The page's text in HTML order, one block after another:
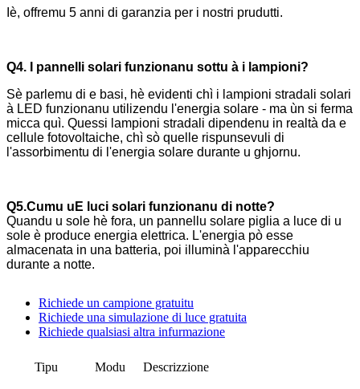
Iè, offremu 5 anni di garanzia per i nostri prudutti.
Q4. I pannelli solari funzionanu sottu à i lampioni?
Sè parlemu di e basi, hè evidenti chì i lampioni stradali solari
à LED funzionanu utilizendu l'energia solare - ma ùn si ferma
micca quì. Quessi lampioni stradali dipendenu in realtà da e
cellule fotovoltaiche, chì sò quelle rispunsevuli di
l'assorbimentu di l'energia solare durante u ghjornu.
Q5.Cumu u E luci solari funzionanu di notte?
Quandu u sole hè fora, un pannellu solare piglia a luce di u
sole è produce energia elettrica. L'energia pò esse
almacenata in una batteria, poi illuminà l'apparecchiu
durante a notte.
Richiede un campione gratuitu
Richiede una simulazione di luce gratuita
Richiede qualsiasi altra infurmazione
Tipu Modu Descrizzione